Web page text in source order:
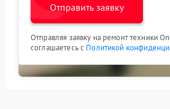
Отправить заявку
Отправляя заявку на ремонт техники
соглашаетесь с Политикой